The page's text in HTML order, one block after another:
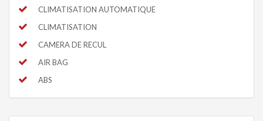
CLIMATISATION AUTOMATIQUE
CLIMATISATION
CAMERA DE RECUL
AIR BAG
ABS